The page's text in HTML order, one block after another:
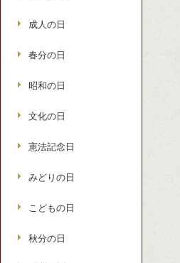
成人の日
春分の日
昭和の日
文化の日
憲法記念日
みどりの日
こどもの日
秋分の日